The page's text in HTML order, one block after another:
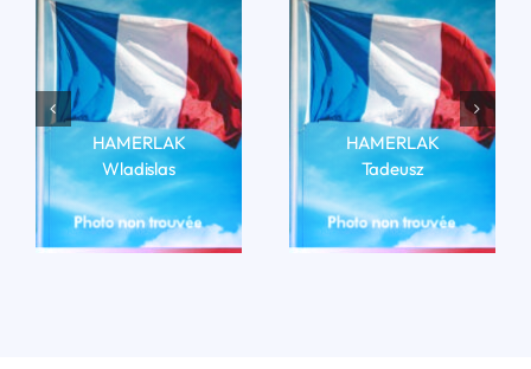
HAMERLAK
Wladislas
LIRE LA BIO
HAMERLAK
Tadeusz
LIRE LA BIO